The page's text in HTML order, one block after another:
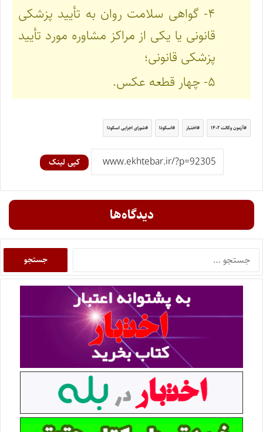
۴- گواهی سلامت روان به تأیید پزشکی
قانونی یا یکی از مراکز مشاوره مورد تأیید
پزشکی قانونی؛
۵- چهار قطعه عکس.
آزمون وکالت ۱۴۰۲ اختبار اسکودا شورای اجرایی اسکودا
کپی لینک
دیدگاه‌ها